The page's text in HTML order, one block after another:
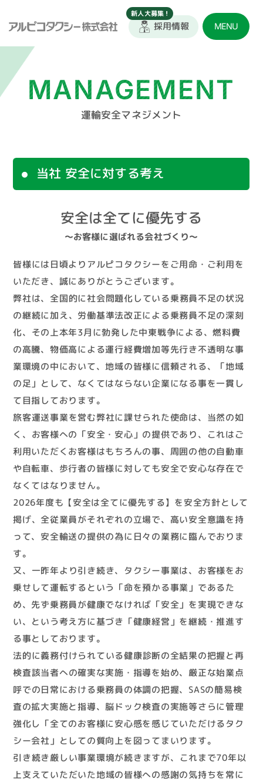
MENU
採用情報
運輸安全マネジメント
MANAGEMENT
当社 安全に対する考え
安全は全てに優先する
～お客様に選ばれる会社づくり～
皆様には日頃よりアルピコタクシーをご用命・ご利用を
いただき、誠にありがとうございます。
弊社は、全国的に社会問題化している乗務員不足の状況
の継続に加え、労働基準法改正による乗務員不足の深刻
化、その上本年3月に勃発した中東戦争による、燃料費
の高騰、物価高による運行経費増加等先行き不透明な事
業環境の中において、地域の皆様に信頼される、「地域
の足」として、なくてはならない企業になる事を一貫し
て目指しております。
旅客運送事業を営む弊社に課せられた使命は、当然の如
く、お客様への「安全・安心」の提供であり、これはご
利用いただくお客様はもちろんの事、周囲の他の自動車
や自転車、歩行者の皆様に対しても安全で安心な存在で
なくてはなりません。
2026年度も【安全は全てに優先する】を安全方針として
掲げ、全従業員がそれぞれの立場で、高い安全意識を持
って、安全輸送の提供の為に日々の業務に臨んでおりま
す。
又、一昨年より引き続き、タクシー事業は、お客様をお
乗せして運転するという「命を預かる事業」であるた
め、先ず乗務員が健康でなければ「安全」を実現できな
い、という考え方に基づき「健康経営」を継続・推進す
る事としております。
法的に義務付けられている健康診断の全結果の把握と再
検査該当者への確実な実施・指導を始め、厳正な始業点
呼での日常における乗務員の体調の把握、SASの簡易検
査の拡大実施と指導、脳ドック検査の実施等さらに管理
強化し「全てのお客様に安心感を感じていただけるタク
シー会社」としての質向上を図ってまいります。
引き続き厳しい事業環境が続きますが、これまで70年以
上支えていただいた地域の皆様への感謝の気持ちを常に